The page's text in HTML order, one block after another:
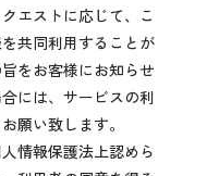
エストに応じて、こ
共同利用することが
をお客様にお知らせ
には、サービスの利
願い致します。
情報保護法上認めら